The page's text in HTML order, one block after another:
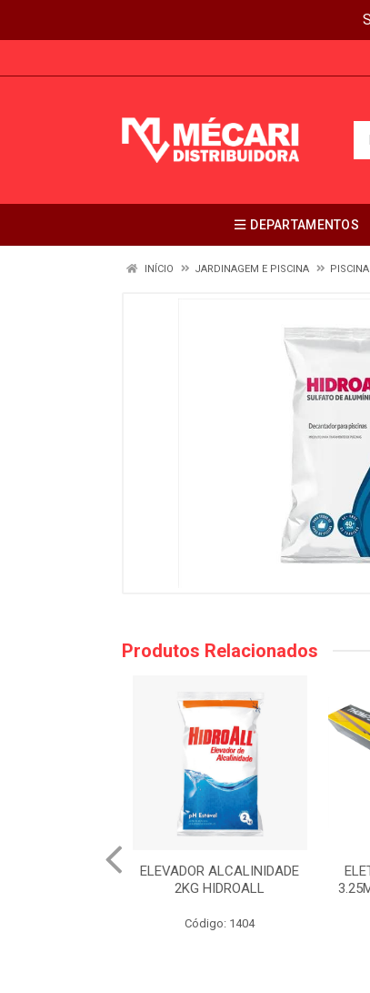
DEPARTAMENTOS
INÍCIO JARDINAGEM E PISCINA PISCINA
Produtos Relacionados
ELEVADOR ALCALINIDADE
2KG HIDROALL
Código: 1404